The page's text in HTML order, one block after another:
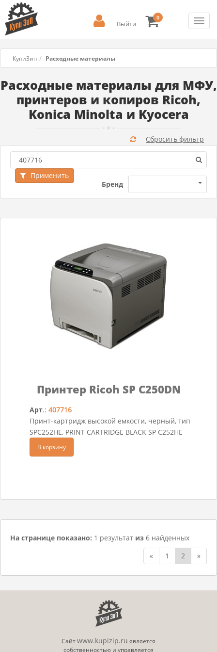
Выйти
0
КупиЗип Расходные материалы
Расходные материалы для МФУ,
принтеров и копиров Ricoh,
Konica Minolta и Kyocera
Бренд
Применить
Сбросить фильтр
Принтер Ricoh SP C250DN
Арт.: 407716
Принт-картридж высокой емкости, черный, тип
SPC252HE, PRINT CARTRIDGE BLACK SP C252HE
В корзину
На странице показано: 1 результат из 6 найденных
«
1 2 »
Сайтwww.kupizip.ru является
собственностью и управляется